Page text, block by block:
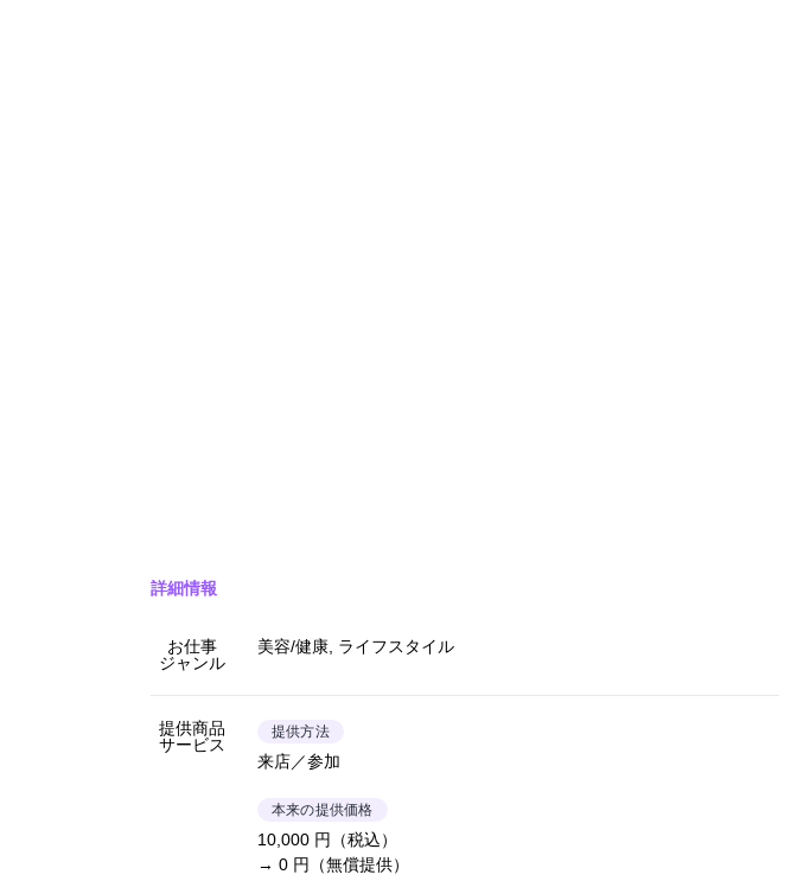
詳細情報
お仕事
ジャンル
美容/健康, ライフスタイル
提供商品
サービス
提供方法
来店／参加
本来の提供価格
10,000 円（税込）
→ 0 円（無償提供）